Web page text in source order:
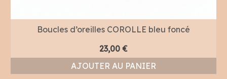
Boucles d’oreilles COROLLE bleu foncé
23,00 €
AJOUTER AU PANIER